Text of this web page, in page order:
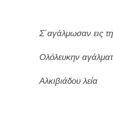
Σ΄αγάλμωσαν εις
Ολόλευκην
Αλκιβιάδου λεία